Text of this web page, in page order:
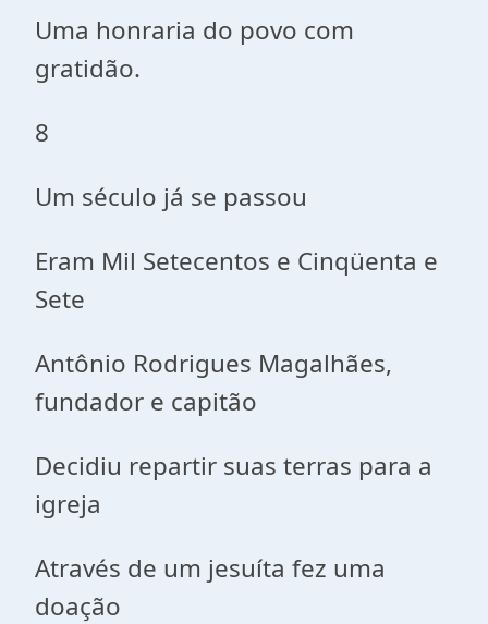
Uma honraria do povo com
gratidão.
8
Um século já se passou
Eram Mil Setecentos e Cinqüenta e
Sete
Antônio Rodrigues Magalhães,
fundador e capitão
Decidiu repartir suas terras para a
igreja
Através de um jesuíta fez uma
doação